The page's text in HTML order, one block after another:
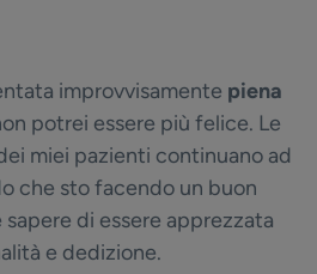
improvvisamente piena
potrei essere più felice. Le
miei pazienti continuano ad
che sto facendo un buon
di essere apprezzata
e dedizione.